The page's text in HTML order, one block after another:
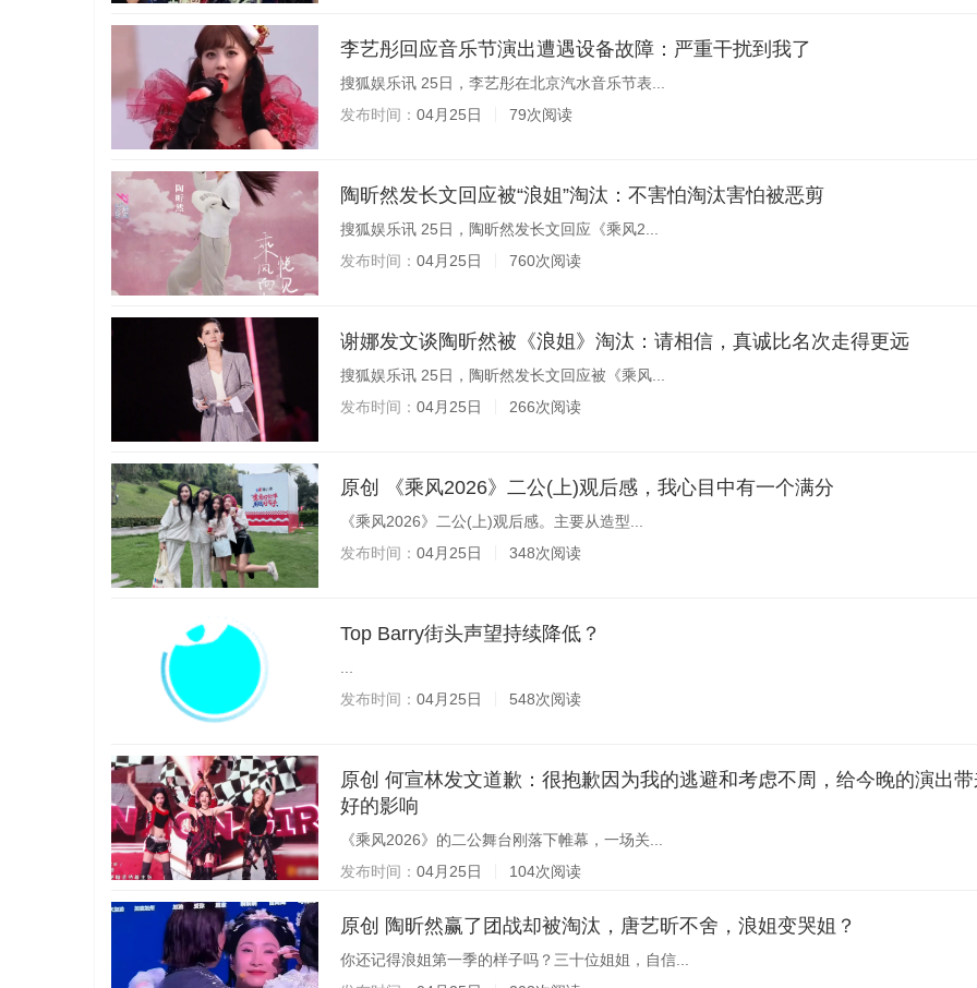
李艺彤回应音乐节演出遭遇设备故障：严重干扰到我了
搜狐娱乐讯 25日，李艺彤在北京汽水音乐节表...
发布时间： 04月25日 79次阅读
陶昕然发长文回应被“浪姐”淘汰：不害怕淘汰害怕被恶剪
搜狐娱乐讯 25日，陶昕然发长文回应《乘风2...
发布时间： 04月25日 760次阅读
谢娜发文谈陶昕然被《浪姐》淘汰：请相信，真诚比名次走得更远
搜狐娱乐讯 25日，陶昕然发长文回应被《乘风...
发布时间： 04月25日 266次阅读
原创 《乘风2026》二公(上)观后感，我心目中有一个满分
《乘风2026》二公(上)观后感。主要从造型...
发布时间： 04月25日 348次阅读
Top Barry街头声望持续降低？
发布时间： 04月25日 548次阅读
原创 何宣林发文道歉：很抱歉因为我的逃避和考虑不周，给今晚的演出带来了不
好的影响
《乘风2026》的二公舞台刚落下帷幕，一场关...
发布时间： 04月25日 104次阅读
原创 陶昕然赢了团战却被淘汰，唐艺昕不舍，浪姐变哭姐？
你还记得浪姐第一季的样子吗？三十位姐姐，自信...